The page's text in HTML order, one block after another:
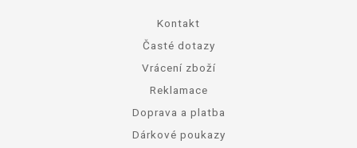
Kontakt
Časté dotazy
Vrácení zboží
Reklamace
Doprava a platba
Dárkové poukazy